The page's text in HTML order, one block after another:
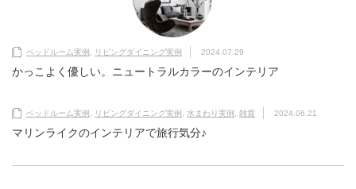
ベッドルーム実例 リビングダイニング実例 2024.07.29
かっこよく優しい。ニュートラルカラーのインテリア
ベッドルーム実例 リビングダイニング実例 水まわり実例 雑貨 2024.06.21
マリンライクのインテリアで旅行気分♪